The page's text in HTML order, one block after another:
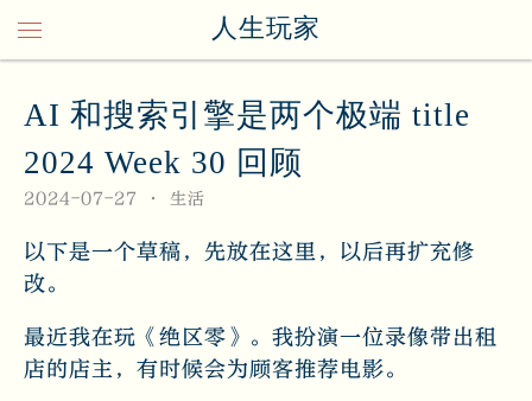
人生玩家
AI 和搜索引擎是两个极端 title
2024 Week 30 回顾
2024-07-27 生活
以下是一个草稿，先放在这里，以后再扩充修
改。
最近我在玩《绝区零》。我扮演一位录像带出租
店的店主，有时候会为顾客推荐电影。